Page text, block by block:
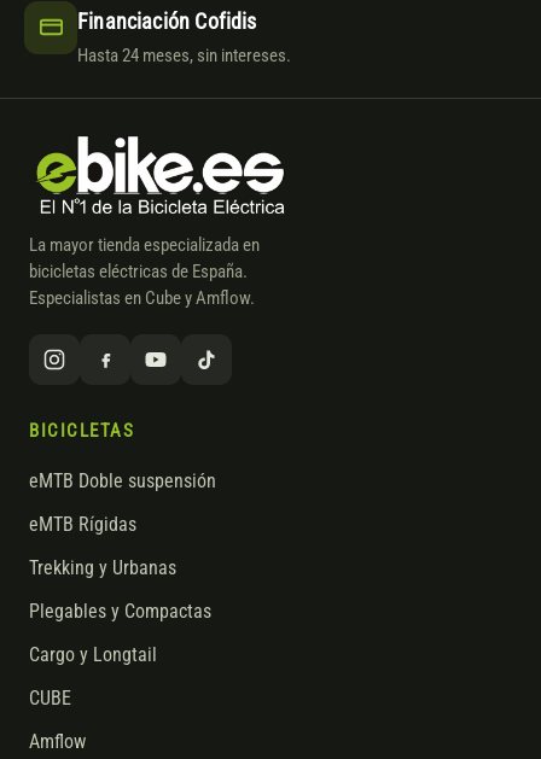
Financiación Cofidis
Hasta 24 meses, sin intereses.
La mayor tienda especializada en
bicicletas eléctricas de España.
Especialistas en Cube y Amflow.
BICICLETAS
eMTB Doble suspensión
eMTB Rígidas
Trekking y Urbanas
Plegables y Compactas
Cargo y Longtail
CUBE
Amflow